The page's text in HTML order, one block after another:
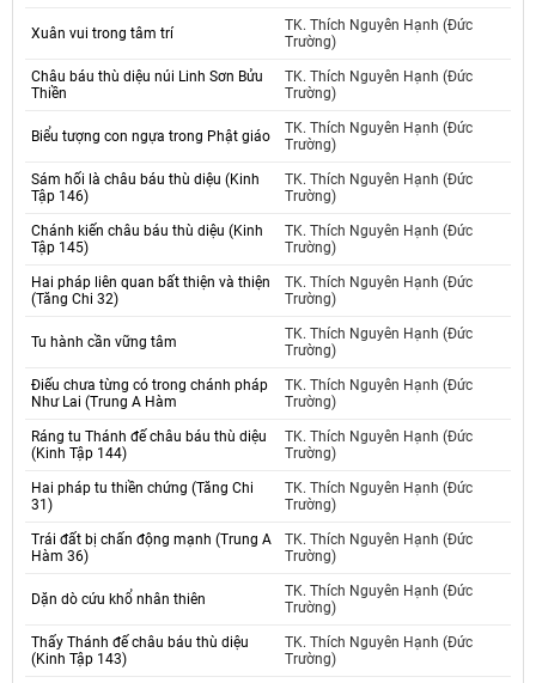
Xuân vui trong tâm trí
TK. Thích Nguyên Hạnh (Đức
Trường)
Châu báu thù diệu núi Linh Sơn Bửu
Thiền
TK. Thích Nguyên Hạnh (Đức
Trường)
Biểu tượng con ngựa trong Phật giáo
TK. Thích Nguyên Hạnh (Đức
Trường)
Sám hối là châu báu thù diệu (Kinh
Tập 146)
TK. Thích Nguyên Hạnh (Đức
Trường)
Chánh kiến châu báu thù diệu (Kinh
Tập 145)
TK. Thích Nguyên Hạnh (Đức
Trường)
Hai pháp liên quan bất thiện và thiện
(Tăng Chi 32)
TK. Thích Nguyên Hạnh (Đức
Trường)
Tu hành cần vững tâm
TK. Thích Nguyên Hạnh (Đức
Trường)
Điếu chưa từng có trong chánh pháp
Như Lai (Trung A Hàm
TK. Thích Nguyên Hạnh (Đức
Trường)
Ráng tu Thánh đế châu báu thù diệu
(Kinh Tập 144)
TK. Thích Nguyên Hạnh (Đức
Trường)
Hai pháp tu thiền chứng (Tăng Chi
31)
TK. Thích Nguyên Hạnh (Đức
Trường)
Trái đất bị chấn động mạnh (Trung A
Hàm 36)
TK. Thích Nguyên Hạnh (Đức
Trường)
Dặn dò cứu khổ nhân thiên
TK. Thích Nguyên Hạnh (Đức
Trường)
Thấy Thánh đế châu báu thù diệu
(Kinh Tập 143)
TK. Thích Nguyên Hạnh (Đức
Trường)